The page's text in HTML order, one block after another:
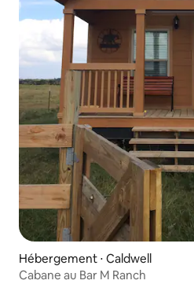
Hébergement ⋅ Caldwell
Cabane au Bar M Ranch